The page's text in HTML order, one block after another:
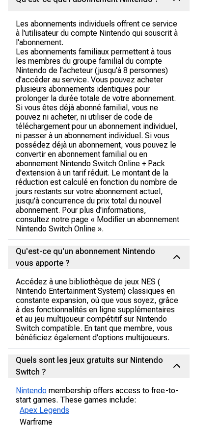
Les abonnements individuels offrent ce service
à l'utilisateur du compte Nintendo qui souscrit à
l'abonnement.
Les abonnements familiaux permettent à tous
les membres du groupe familial du compte
Nintendo de l'acheteur (jusqu'à 8 personnes)
d'accéder au service. Vous pouvez acheter
plusieurs abonnements identiques pour
prolonger la durée totale de votre abonnement.
Si vous êtes déjà abonné familial, vous ne
pouvez ni acheter, ni utiliser de code de
téléchargement pour un abonnement individuel,
ni passer à un abonnement individuel. Si vous
possédez déjà un abonnement, vous pouvez le
convertir en abonnement familial ou en
abonnement Nintendo Switch Online + Pack
d'extension à un tarif réduit. Le montant de la
réduction est calculé en fonction du nombre de
jours restants sur votre abonnement actuel,
jusqu'à concurrence du prix total du nouvel
abonnement. Pour plus d'informations,
consultez notre page « Modifier un abonnement
Nintendo Switch Online ».
Qu'est-ce qu'un abonnement Nintendo
vous apporte ?
Accédez à une bibliothèque de jeux NES (
Nintendo Entertainment System) classiques en
constante expansion, où que vous soyez, grâce
à des fonctionnalités en ligne supplémentaires
et au jeu multijoueur compétitif sur Nintendo
Switch compatible. En tant que membre, vous
bénéficiez également d'options multijoueurs.
Quels sont les jeux gratuits sur Nintendo
Switch ?
Nintendo membership offers access to free-to-
start games. These games include:
Apex Legends
Warframe